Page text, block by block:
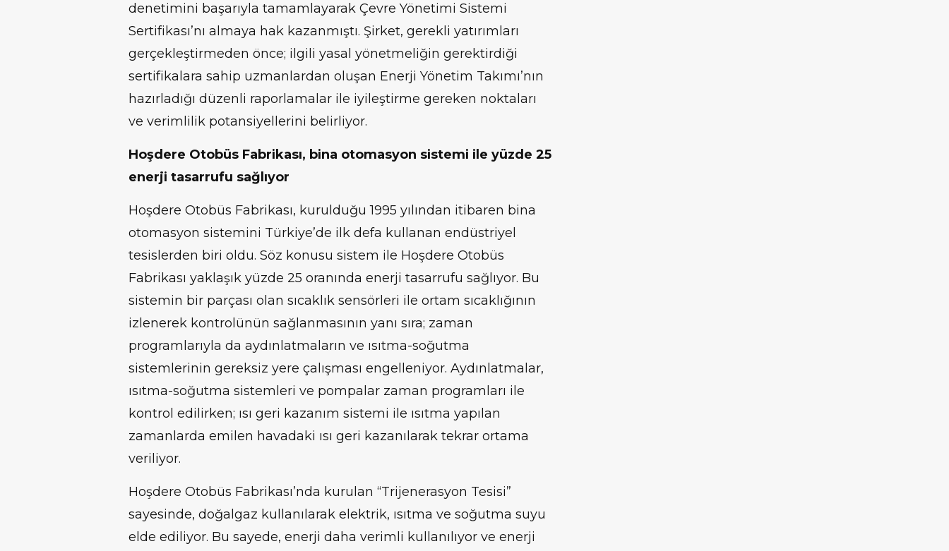
denetimini başarıyla tamamlayarak Çevre Yönetimi Sistemi
Sertifikası’nı almaya hak kazanmıştı. Şirket, gerekli yatırımları
gerçekleştirmeden önce; ilgili yasal yönetmeliğin gerektirdiği
sertifikalara sahip uzmanlardan oluşan Enerji Yönetim Takımı’nın
hazırladığı düzenli raporlamalar ile iyileştirme gereken noktaları
ve verimlilik potansiyellerini belirliyor.
Hoşdere Otobüs Fabrikası, bina otomasyon sistemi ile yüzde 25
enerji tasarrufu sağlıyor
Hoşdere Otobüs Fabrikası, kurulduğu 1995 yılından itibaren bina
otomasyon sistemini Türkiye’de ilk defa kullanan endüstriyel
tesislerden biri oldu. Söz konusu sistem ile Hoşdere Otobüs
Fabrikası yaklaşık yüzde 25 oranında enerji tasarrufu sağlıyor. Bu
sistemin bir parçası olan sıcaklık sensörleri ile ortam sıcaklığının
izlenerek kontrolünün sağlanmasının yanı sıra; zaman
programlarıyla da aydınlatmaların ve ısıtma-soğutma
sistemlerinin gereksiz yere çalışması engelleniyor. Aydınlatmalar,
ısıtma-soğutma sistemleri ve pompalar zaman programları ile
kontrol edilirken; ısı geri kazanım sistemi ile ısıtma yapılan
zamanlarda emilen havadaki ısı geri kazanılarak tekrar ortama
veriliyor.
Hoşdere Otobüs Fabrikası’nda kurulan “Trijenerasyon Tesisi”
sayesinde, doğalgaz kullanılarak elektrik, ısıtma ve soğutma suyu
elde ediliyor. Bu sayede, enerji daha verimli kullanılıyor ve enerji